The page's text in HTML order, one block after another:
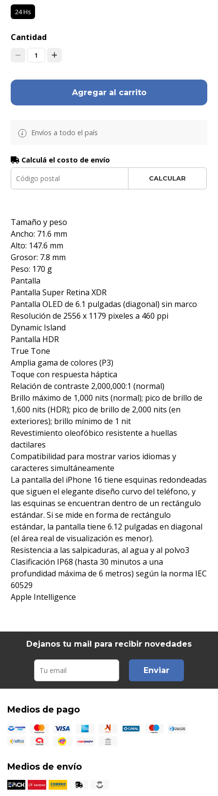
24 Hs
Cantidad
1
Agregar al carrito
Envíos a todo el país
Calculá el costo de envío
CALCULAR
Tamaño y peso
Ancho: 71.6 mm
Alto: 147.6 mm
Grosor: 7.8 mm
Peso: 170 g
Pantalla
Pantalla Super Retina XDR
Pantalla OLED de 6.1 pulgadas (diagonal) sin marco
Resolución de 2556 x 1179 pixeles a 460 ppi
Dynamic Island
Pantalla HDR
True Tone
Amplia gama de colores (P3)
Toque con respuesta háptica
Relación de contraste 2,000,000:1 (normal)
Brillo máximo de 1,000 nits (normal); pico de brillo de
1,600 nits (HDR); pico de brillo de 2,000 nits (en
exteriores); brillo mínimo de 1 nit
Revestimiento oleofóbico resistente a huellas
dactilares
Compatibilidad para mostrar varios idiomas y
caracteres simultáneamente
La pantalla del iPhone 16 tiene esquinas redondeadas
que siguen el elegante diseño curvo del teléfono, y
las esquinas se encuentran dentro de un rectángulo
estándar. Si se mide en forma de rectángulo
estándar, la pantalla tiene 6.12 pulgadas en diagonal
(el área real de visualización es menor).
Resistencia a las salpicaduras, al agua y al polvo3
Clasificación IP68 (hasta 30 minutos a una
profundidad máxima de 6 metros) según la norma IEC
60529
Apple Intelligence
Dejanos tu mail para recibir novedades
Enviar
Medios de pago
Medios de envío